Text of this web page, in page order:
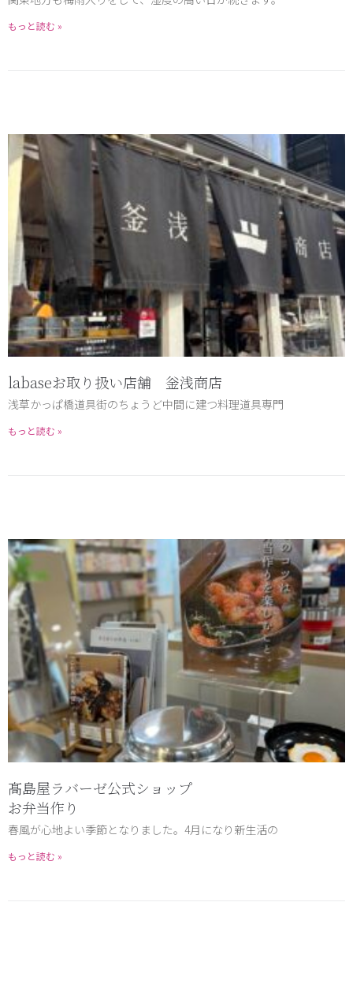
もっと読む »
labaseお取り扱い店舗 釡浅商店
浅草かっぱ橋道具街のちょうど中間に建つ料理道具専門
もっと読む »
髙島屋ラバーゼ公式ショップ
お弁当作り
春風が心地よい季節となりました。4月になり新生活の
もっと読む »